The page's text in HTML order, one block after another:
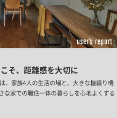
そ、距離感を大切に
、家族4人の生活の場と、大きな機織り機
な家での職住一体の暮らしを心地よくする